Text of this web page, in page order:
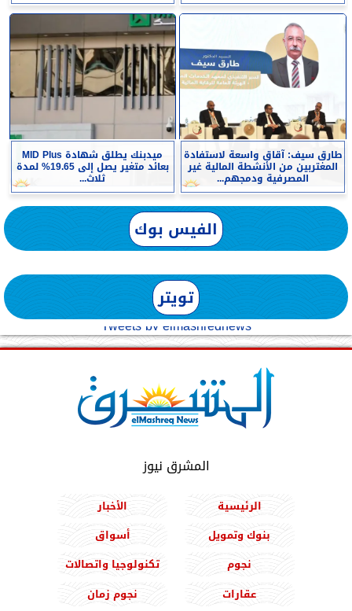
طارق سيف: آقاق واسعة لاستفادة
المغتربين من الأنشطة المالية غير
المصرفية ودمجهم...
ميدبنك يطلق شهادة MID Plus
بعائد متغير يصل إلى 19.65% لمدة
ثلاث...
الفيس بوك
تويتر
Tweets by elmashreqnews
المشرق نيوز
الرئيسية
الأخبار
بنوك وتمويل
أسواق
نجوم
تكنولوجيا واتصالات
عقارات
نجوم زمان